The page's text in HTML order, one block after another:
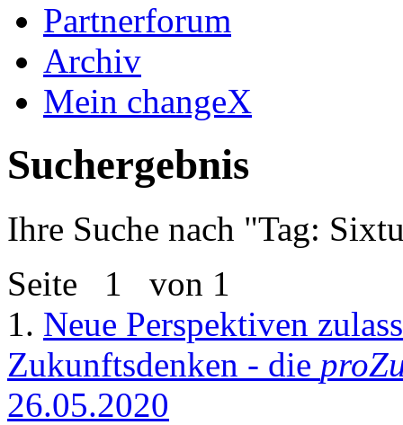
Partnerforum
Archiv
Mein changeX
Suchergebnis
Ihre Suche nach "Tag:
Seite 1 von 1
1. Neue Perspektiven
Zukunftsdenken - die
26.05.2020